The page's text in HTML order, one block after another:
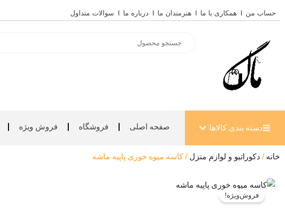
به
حساب من همکاری با ما هنرمندان ما درباره ما سوالات متداول
search
دسته بندی کالاها باز کردن دسته بندی کالاها
صفحه اصلی فروشگاه فروش ویژه
خانه / دکوراتیو و لوازم منزل / کاسه میوه خوری پاپیه ماشه
فروش‌ویژه!